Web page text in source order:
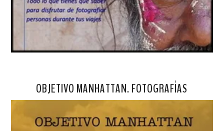
OBJETIVO MANHATTAN. FOTOGRAFÍAS